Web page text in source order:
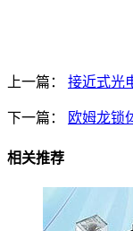
上一篇： 接近式光
下一篇： 欧姆龙锁
相关推荐